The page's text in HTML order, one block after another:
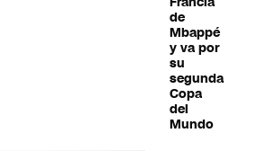
de
Mbappé
y va por
su
segunda
Copa
del
Mundo